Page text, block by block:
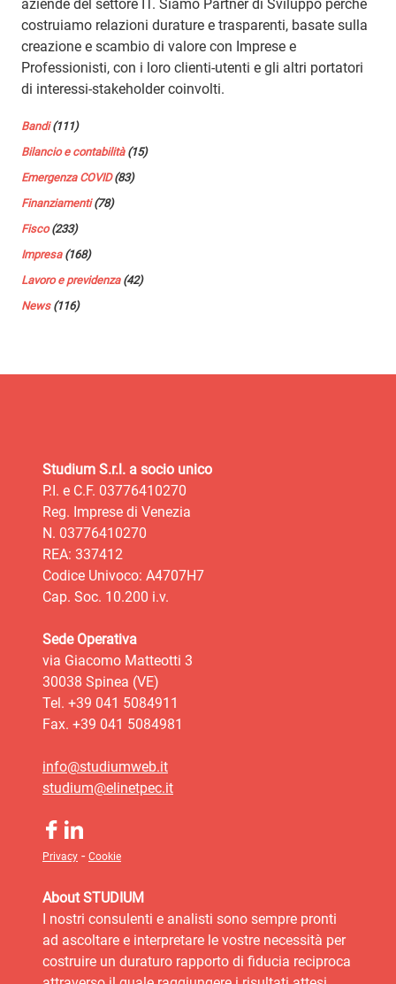
aziende del settore IT. Siamo Partner di Sviluppo perché
costruiamo relazioni durature e trasparenti, basate sulla
creazione e scambio di valore con Imprese e
Professionisti, con i loro clienti-utenti e gli altri portatori
di interessi-stakeholder coinvolti.
Bandi(111)
Bilancio e contabilità(15)
Emergenza COVID(83)
Finanziamenti(78)
Fisco(233)
Impresa(168)
Lavoro e previdenza(42)
News(116)
Studium S.r.l. a socio unico
P.I. e C.F. 03776410270
Reg. Imprese di Venezia
N. 03776410270
REA: 337412
Codice Univoco: A4707H7
Cap. Soc. 10.200 i.v.
Sede Operativa
via Giacomo Matteotti 3
30038 Spinea (VE)
Tel. +39 041 5084911
Fax. +39 041 5084981
info@studiumweb.it
studium@elinetpec.it
Privacy - Cookie
About STUDIUM
I nostri consulenti e analisti sono sempre pronti
ad ascoltare e interpretare le vostre necessità per
costruire un duraturo rapporto di fiducia reciproca